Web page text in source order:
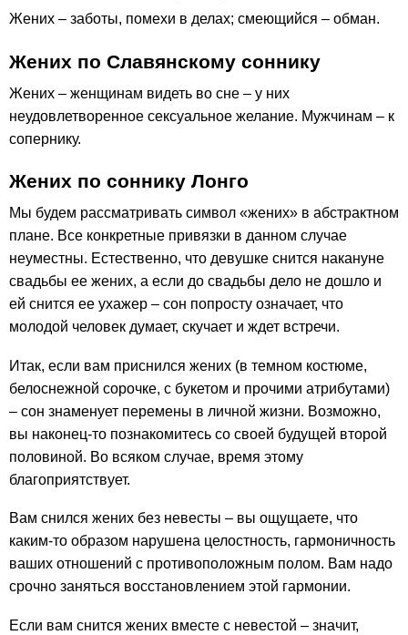
Жених – заботы, помехи в делах; смеющийся – обман.
Жених по Славянскому соннику
Жених – женщинам видеть во сне – у них
неудовлетворенное сексуальное желание. Мужчинам – к
сопернику.
Жених по соннику Лонго
Мы будем рассматривать символ «жених» в абстрактном
плане. Все конкретные привязки в данном случае
неуместны. Естественно, что девушке снится накануне
свадьбы ее жених, а если до свадьбы дело не дошло и
ей снится ее ухажер – сон попросту означает, что
молодой человек думает, скучает и ждет встречи.
Итак, если вам приснился жених (в темном костюме,
белоснежной сорочке, с букетом и прочими атрибутами)
– сон знаменует перемены в личной жизни. Возможно,
вы наконец-то познакомитесь со своей будущей второй
половиной. Во всяком случае, время этому
благоприятствует.
Вам снился жених без невесты – вы ощущаете, что
каким-то образом нарушена целостность, гармоничность
ваших отношений с противоположным полом. Вам надо
срочно заняться восстановлением этой гармонии.
Если вам снится жених вместе с невестой – значит,